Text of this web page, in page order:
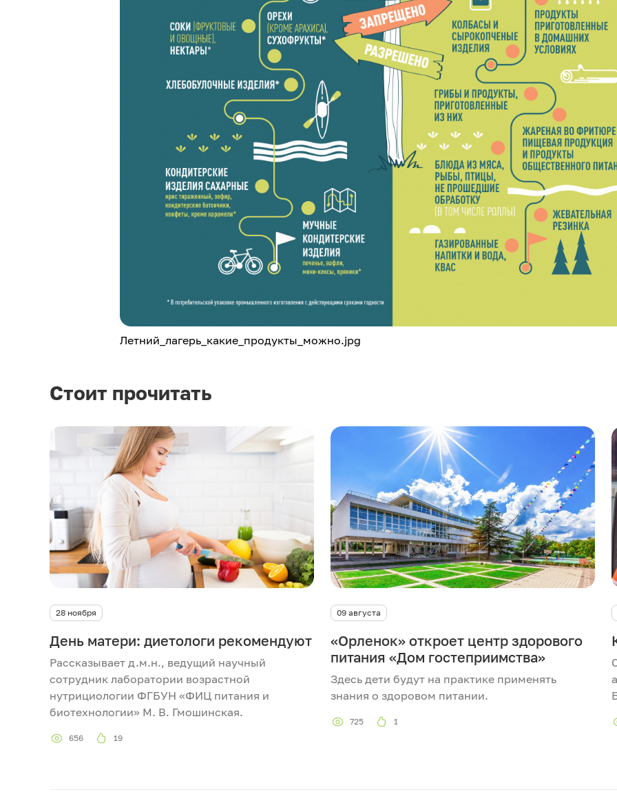
Летний_лагерь_какие_продукты_можно.jpg
Стоит прочитать
28 ноября
День матери: диетологи рекомендуют
Рассказывает д.м.н., ведущий научный
сотрудник лаборатории возрастной
нутрициологии ФГБУН «ФИЦ питания и
биотехнологии» М. В. Гмошинская.
656 19
09 августа
«Орленок» откроет центр здорового
питания «Дом гостеприимства»
Здесь дети будут на практике применять
знания о здоровом питании.
725 1